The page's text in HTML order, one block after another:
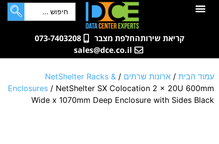
לתוכן
קריאת שירותהחלפת מצבר
073-7403208
sales@dce.co.il
עמוד הבית / ארונות שרתים /
NetShelter Racks &
Enclosures / NetShelter SX Colocation 2 x 20U 600mm
Wide x 1070mm Deep Enclosure with Sides Black